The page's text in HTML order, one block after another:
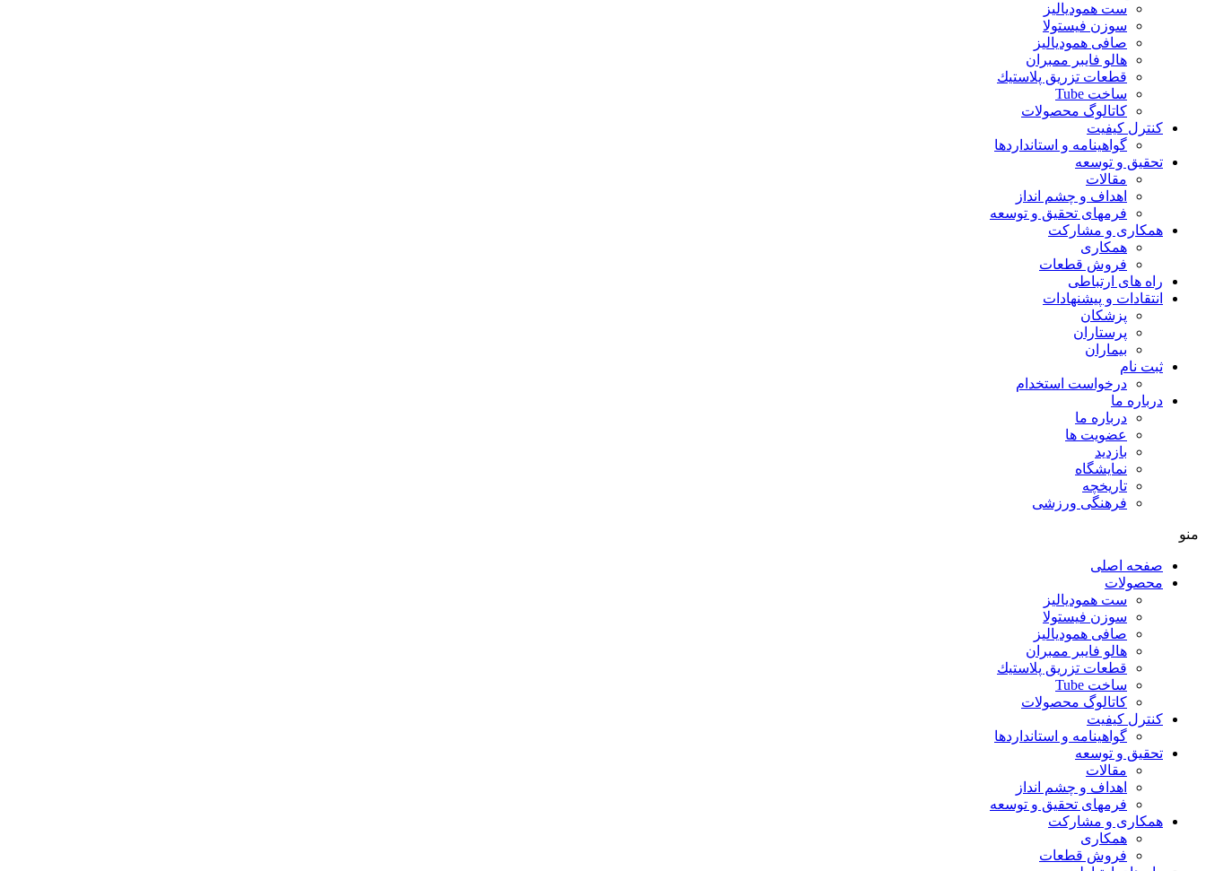
ست همودیالیز
سوزن فیستولا
صافی همودیالیز
هالو فایبر ممبران
قطعات تزريق پلاستيك
ساخت Tube
کاتالوگ محصولات
کنترل کیفیت
گواهينامه و استانداردها
تحقيق و توسعه
مقالات
اهداف و چشم انداز
فرمهای تحقیق و توسعه
همکاری و مشارکت
همکاری
فروش قطعات
راه های ارتباطی
انتقادات و پيشنهادات
پزشكان
پرستاران
بيماران
ثبت نام
درخواست استخدام
درباره ما
درباره ما
عضویت ها
بازدید
نمایشگاه
تاريخچه
فرهنگی ورزشی
منو
صفحه اصلی
محصولات
ست همودیالیز
سوزن فیستولا
صافی همودیالیز
هالو فایبر ممبران
قطعات تزريق پلاستيك
ساخت Tube
کاتالوگ محصولات
کنترل کیفیت
گواهينامه و استانداردها
تحقيق و توسعه
مقالات
اهداف و چشم انداز
فرمهای تحقیق و توسعه
همکاری و مشارکت
همکاری
فروش قطعات